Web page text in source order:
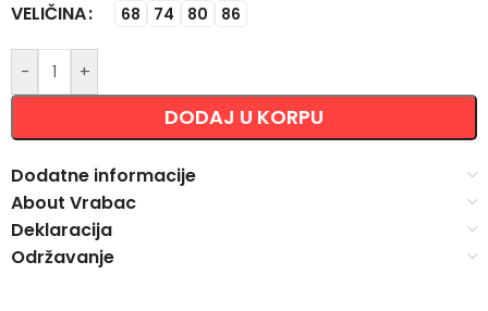
VELIČINA 68 74 80 86
- +
DODAJ U KORPU
Alternative:
Dodatne informacije
About Vrabac
Deklaracija
Održavanje